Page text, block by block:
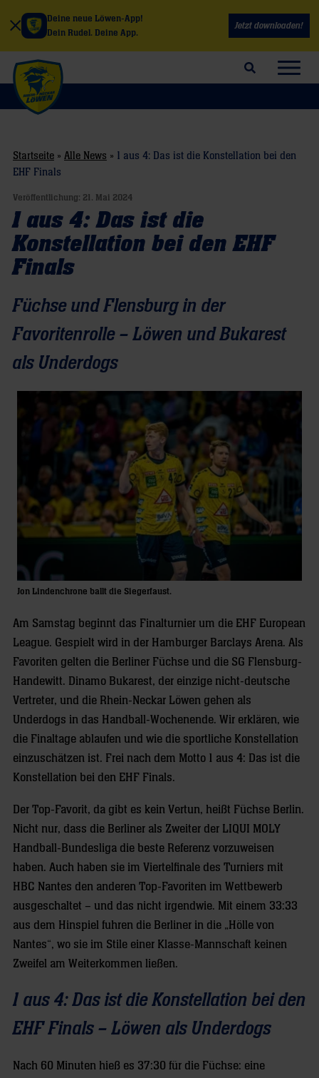
Deine neue Löwen-App!
Dein Rudel. Deine App.
Jetzt downloaden!
Suchfeld öffnen
Startseite » Alle News » 1 aus 4: Das ist die Konstellation bei den
EHF Finals
Veröffentlichung: 21. Mai 2024
1 aus 4: Das ist die
Konstellation bei den EHF
Finals
Füchse und Flensburg in der
Favoritenrolle – Löwen und Bukarest
als Underdogs
Jon Lindenchrone ballt die Siegerfaust.
Am Samstag beginnt das Finalturnier um die EHF European
League. Gespielt wird in der Hamburger Barclays Arena. Als
Favoriten gelten die Berliner Füchse und die SG Flensburg-
Handewitt. Dinamo Bukarest, der einzige nicht-deutsche
Vertreter, und die Rhein-Neckar Löwen gehen als
Underdogs in das Handball-Wochenende. Wir erklären, wie
die Finaltage ablaufen und wie die sportliche Konstellation
einzuschätzen ist. Frei nach dem Motto 1 aus 4: Das ist die
Konstellation bei den EHF Finals.
Der Top-Favorit, da gibt es kein Vertun, heißt Füchse Berlin.
Nicht nur, dass die Berliner als Zweiter der LIQUI MOLY
Handball-Bundesliga die beste Referenz vorzuweisen
haben. Auch haben sie im Viertelfinale des Turniers mit
HBC Nantes den anderen Top-Favoriten im Wettbewerb
ausgeschaltet – und das nicht irgendwie. Mit einem 33:33
aus dem Hinspiel fuhren die Berliner in die „Hölle von
Nantes“, wo sie im Stile einer Klasse-Mannschaft keinen
Zweifel am Weiterkommen ließen.
1 aus 4: Das ist die Konstellation bei den
EHF Finals – Löwen als Underdogs
Nach 60 Minuten hieß es 37:30 für die Füchse: eine